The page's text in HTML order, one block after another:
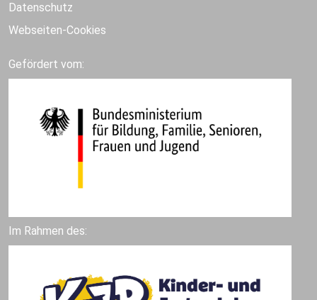
Datenschutz
Webseiten-Cookies
Gefördert vom:
Im Rahmen des: